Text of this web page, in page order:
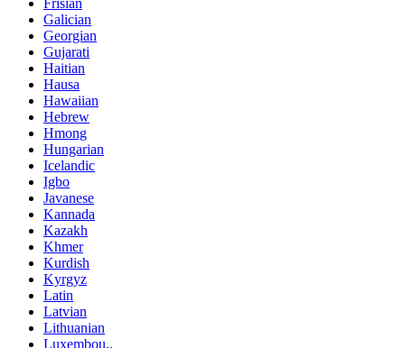
Frisian
Galician
Georgian
Gujarati
Haitian
Hausa
Hawaiian
Hebrew
Hmong
Hungarian
Icelandic
Igbo
Javanese
Kannada
Kazakh
Khmer
Kurdish
Kyrgyz
Latin
Latvian
Lithuanian
Luxembou..